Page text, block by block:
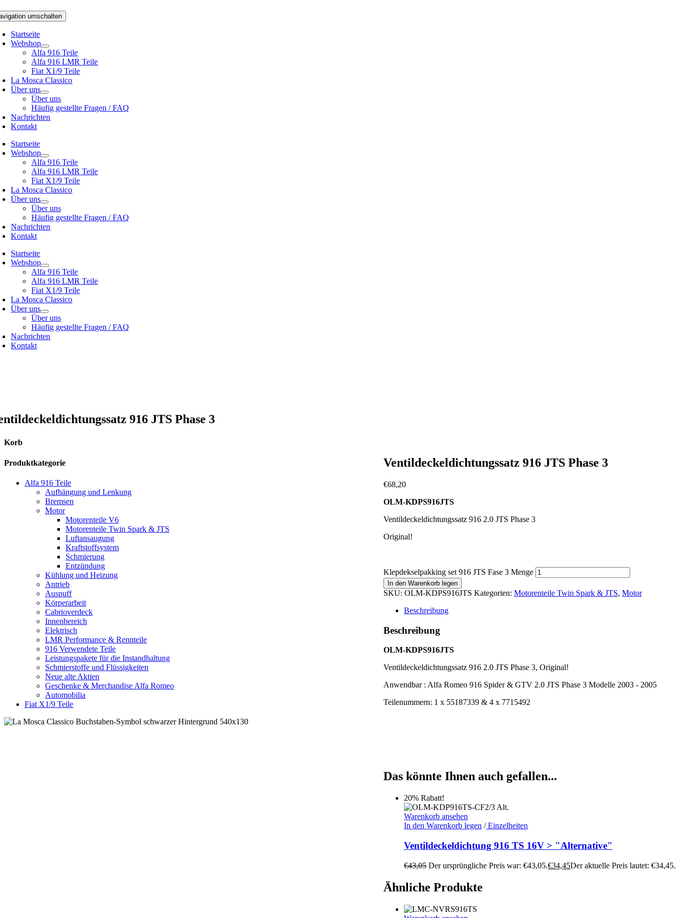
umschalten
Startseite
Webshop
Alfa 916 Teile
Alfa 916 LMR Teile
Fiat X1/9 Teile
La Mosca Classico
Über uns
Über uns
Häufig gestellte Fragen / FAQ
Nachrichten
Kontakt
Startseite
Webshop
Alfa 916 Teile
Alfa 916 LMR Teile
Fiat X1/9 Teile
La Mosca Classico
Über uns
Über uns
Häufig gestellte Fragen / FAQ
Nachrichten
Kontakt
Startseite
Webshop
Alfa 916 Teile
Alfa 916 LMR Teile
Fiat X1/9 Teile
La Mosca Classico
Über uns
Über uns
Häufig gestellte Fragen / FAQ
Nachrichten
Kontakt
916 JTS Phase 3
Ventildeckeldichtungssatz 916 JTS Phase 3
€68,20
OLM-KDPS916JTS
Ventildeckeldichtungssatz 916 2.0 JTS Phase 3
Original!
Klepdekselpakking set 916 JTS Fase 3 Menge
In den Warenkorb legen
SKU: OLM-KDPS916JTS Kategorien: Motorenteile Twin Spark & JTS, Motor
Beschreibung
Beschreibung
OLM-KDPS916JTS
Ventildeckeldichtungssatz 916 2.0 JTS Phase 3, Original!
Anwendbar : Alfa Romeo 916 Spider & GTV 2.0 JTS Phase 3 Modelle 2003 - 2005
Teilenummern: 1 x 55187339 & 4 x 7715492
Das könnte Ihnen auch gefallen...
20% Rabatt!
Warenkorb ansehen
In den Warenkorb legen /Einzelheiten
Ventildeckeldichtung 916 TS 16V > "Alternative"
€43,05 Der ursprüngliche Preis war: €43,05.€34,45Der aktuelle Preis lautet: €34,45.
Ähnliche Produkte
Korb
Produktkategorie
Alfa 916 Teile
Aufhängung und Lenkung
Bremsen
Motor
Motorenteile V6
Motorenteile Twin Spark & JTS
Luftansaugung
Kraftstoffsystem
Schmierung
Entzündung
Kühlung und Heizung
Antrieb
Auspuff
Körperarbeit
Cabrioverdeck
Innenbereich
Elektrisch
LMR Performance & Rennteile
916 Verwendete Teile
Leistungspakete für die Instandhaltung
Schmierstoffe und Flüssigkeiten
Neue alte Aktien
Geschenke & Merchandise Alfa Romeo
Automobilia
Fiat X1/9 Teile